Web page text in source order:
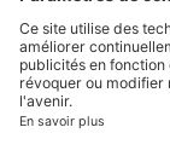
utilisez